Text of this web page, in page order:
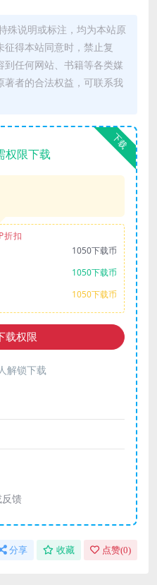
殊说明或标注，均为本站原
得本站同意时，禁止复
任何网站、书籍等各类媒
著者的合法权益，可联系我
下载
权限下载
折扣
1050下载币
1050下载币
1050下载币
载权限
解锁下载
馈
分享 收藏 点赞(0)